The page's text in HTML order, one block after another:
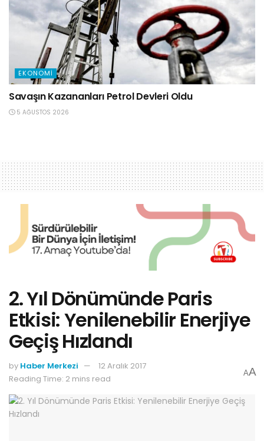
EKONOMI
Savaşın Kazananları Petrol Devleri Oldu
5 AĞUSTOS 2026
2. Yıl Dönümünde Paris
Etkisi: Yenilenebilir Enerjiye
Geçiş Hızlandı
by Haber Merkezi
12 Aralık 2017
Reading Time: 2 mins read
AA